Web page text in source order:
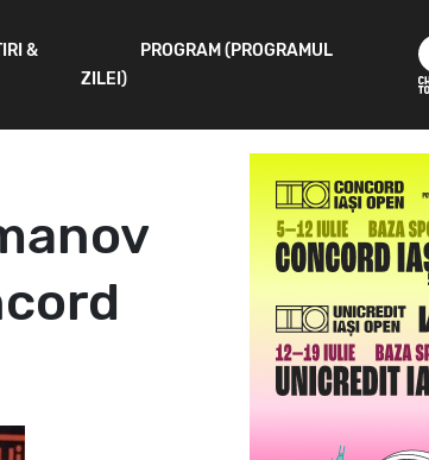
&
PROGRAM (PROGRAMUL
ZILEI)